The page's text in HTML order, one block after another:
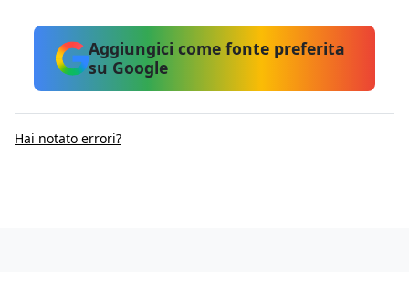
Aggiungici come fonte preferita
su Google
Hai notato errori?